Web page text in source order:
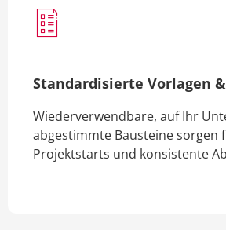
Standardisierte Vorlagen
Wiederverwendbare, auf Ihr
abgestimmte Bausteine sorgen
Projektstarts und konsistente